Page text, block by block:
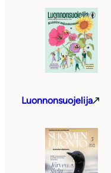
Luonnonsuojelija